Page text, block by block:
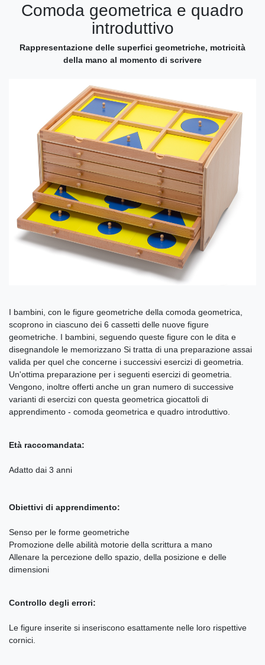
Comoda geometrica e quadro
introduttivo
Rappresentazione delle superfici geometriche, motricità
della mano al momento di scrivere
I bambini, con le figure geometriche della comoda geometrica,
scoprono in ciascuno dei 6 cassetti delle nuove figure
geometriche. I bambini, seguendo queste figure con le dita e
disegnandole le memorizzano Si tratta di una preparazione assai
valida per quel che concerne i successivi esercizi di geometria.
Un'ottima preparazione per i seguenti esercizi di geometria.
Vengono, inoltre offerti anche un gran numero di successive
varianti di esercizi con questa geometrica giocattoli di
apprendimento - comoda geometrica e quadro introduttivo.
Età raccomandata:
Adatto dai 3 anni
Obiettivi di apprendimento:
Senso per le forme geometriche
Promozione delle abilità motorie della scrittura a mano
Allenare la percezione dello spazio, della posizione e delle
dimensioni
Controllo degli errori:
Le figure inserite si inseriscono esattamente nelle loro rispettive
cornici.